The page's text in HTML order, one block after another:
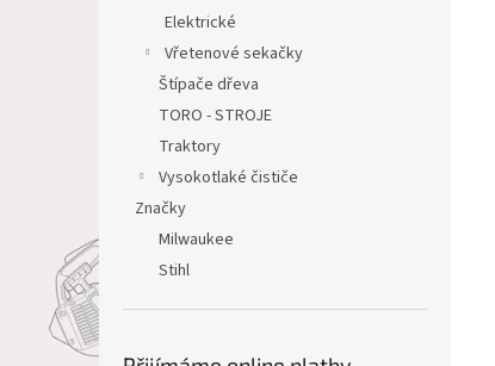
Elektrické
Vřetenové sekačky
Štípače dřeva
TORO - STROJE
Traktory
Vysokotlaké čističe
Značky
Milwaukee
Stihl